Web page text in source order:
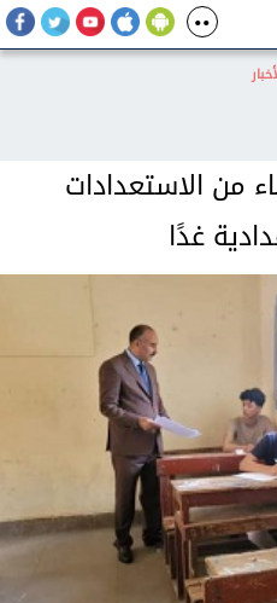
من الاستعدادات
غدًا